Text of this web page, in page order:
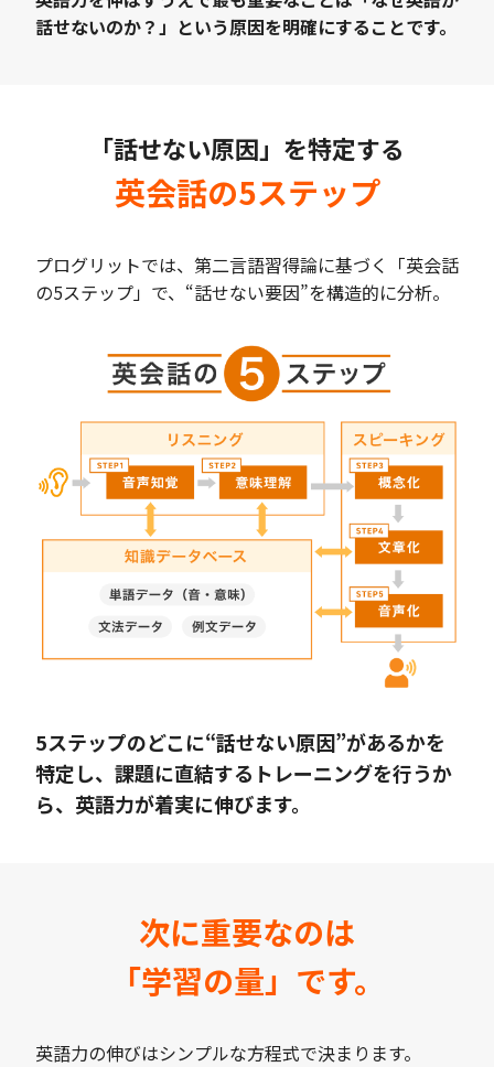
話せないのか？」という原因を明確にすることです。
「話せない原因」を特定する
英会話の5ステップ
プログリットでは、第二言語習得論に基づく「英会話
の5ステップ」で、“話せない要因”を構造的に分析。
5ステップのどこに“話せない原因”があるかを
特定し、課題に直結するトレーニングを行うか
ら、英語力が着実に伸びます。
次に重要なのは
「学習の量」です。
英語力の伸びはシンプルな方程式で決まります。